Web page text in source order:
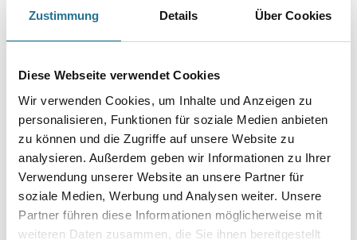
Zustimmung Details Über Cookies
Diese Webseite verwendet Cookies
Wir verwenden Cookies, um Inhalte und Anzeigen zu
personalisieren, Funktionen für soziale Medien anbieten
zu können und die Zugriffe auf unsere Website zu
analysieren. Außerdem geben wir Informationen zu Ihrer
Verwendung unserer Website an unsere Partner für
soziale Medien, Werbung und Analysen weiter. Unsere
Partner führen diese Informationen möglicherweise mit
weiteren Daten zusammen, die Sie ihnen bereitgestellt
Verarbeitung Bodenbelag
Länge in centimeter